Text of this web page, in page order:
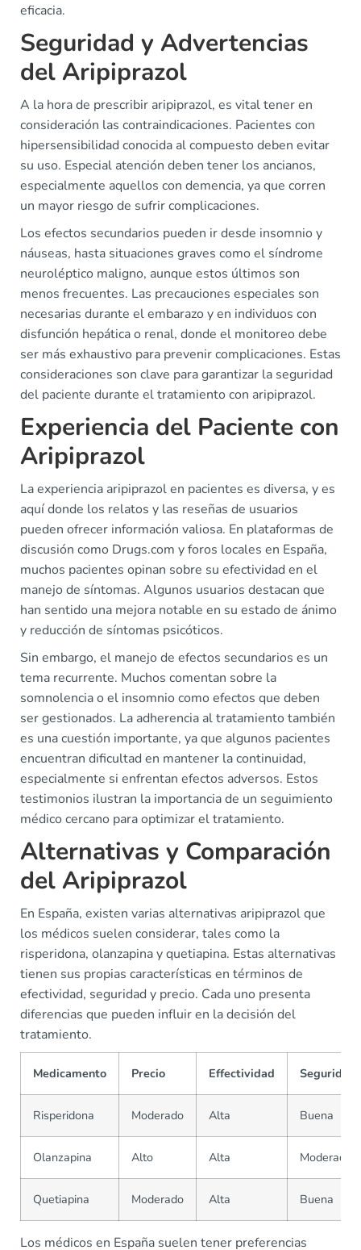
eficacia.
Seguridad y Advertencias
del Aripiprazol
A la hora de prescribir aripiprazol, es vital tener en
consideración las contraindicaciones. Pacientes con
hipersensibilidad conocida al compuesto deben evitar
su uso. Especial atención deben tener los ancianos,
especialmente aquellos con demencia, ya que corren
un mayor riesgo de sufrir complicaciones.
Los efectos secundarios pueden ir desde insomnio y
náuseas, hasta situaciones graves como el síndrome
neuroléptico maligno, aunque estos últimos son
menos frecuentes. Las precauciones especiales son
necesarias durante el embarazo y en individuos con
disfunción hepática o renal, donde el monitoreo debe
ser más exhaustivo para prevenir complicaciones. Estas
consideraciones son clave para garantizar la seguridad
del paciente durante el tratamiento con aripiprazol.
Experiencia del Paciente con
Aripiprazol
La experiencia aripiprazol en pacientes es diversa, y es
aquí donde los relatos y las reseñas de usuarios
pueden ofrecer información valiosa. En plataformas de
discusión como Drugs.com y foros locales en España,
muchos pacientes opinan sobre su efectividad en el
manejo de síntomas. Algunos usuarios destacan que
han sentido una mejora notable en su estado de ánimo
y reducción de síntomas psicóticos.
Sin embargo, el manejo de efectos secundarios es un
tema recurrente. Muchos comentan sobre la
somnolencia o el insomnio como efectos que deben
ser gestionados. La adherencia al tratamiento también
es una cuestión importante, ya que algunos pacientes
encuentran dificultad en mantener la continuidad,
especialmente si enfrentan efectos adversos. Estos
testimonios ilustran la importancia de un seguimiento
médico cercano para optimizar el tratamiento.
Alternativas y Comparación
del Aripiprazol
En España, existen varias alternativas aripiprazol que
los médicos suelen considerar, tales como la
risperidona, olanzapina y quetiapina. Estas alternativas
tienen sus propias características en términos de
efectividad, seguridad y precio. Cada uno presenta
diferencias que pueden influir en la decisión del
tratamiento.
Medicamento Precio Effectividad Seguridad
Risperidona Moderado Alta Buena
Olanzapina Alto Alta Moderada
Quetiapina Moderado Alta Buena
Los médicos en España suelen tener preferencias